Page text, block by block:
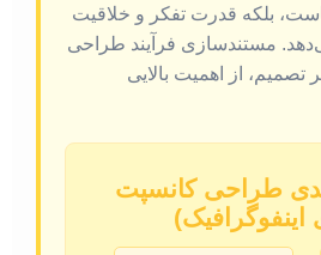
بلکه قدرت تفکر و خلاقیت
مستندسازی فرآیند طراحی
تصمیم، از اهمیت بالایی
طراحی کانسپت
اینفوگرافیک)